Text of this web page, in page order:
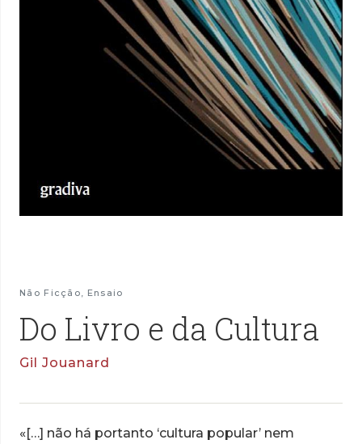
Não Ficção Ensaio
Do Livro e da Cultura
Gil Jouanard
«[…] não há portanto ‘cultura popular’ nem